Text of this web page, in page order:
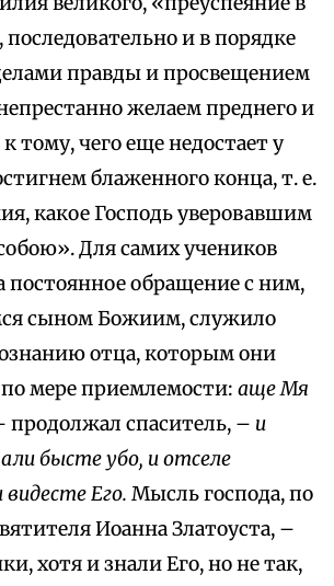
последовательно и в порядке
правды и просвещением
желаем преднего и
тому, чего еще недостает у
блаженного конца, т. е.
какое Господь уверовавшим
Для самих учеников
постоянное обращение с ним,
сыном Божиим, служило
отца, которым они
мере приемлемости: аще Мя
продолжал спаситель, – и
бысте убо, и отселе
видесте Его. Мысль господа, по
Иоанна Златоуста, –
хотя и знали Его, но не так,